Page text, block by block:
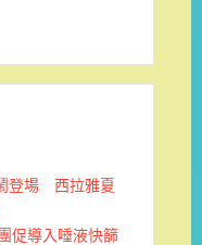
登場 西拉雅夏
促導入唾液快篩